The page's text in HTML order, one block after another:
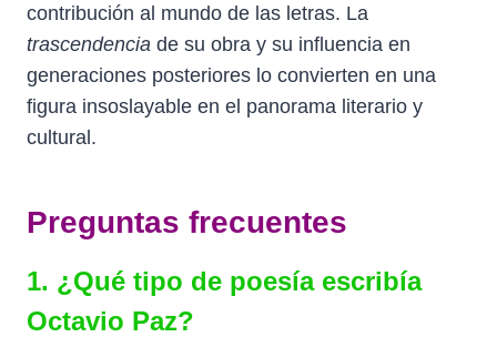
contribución al mundo de las letras. La
trascendencia de su obra y su influencia en
generaciones posteriores lo convierten en una
figura insoslayable en el panorama literario y
cultural.
Preguntas frecuentes
1. ¿Qué tipo de poesía escribía
Octavio Paz?